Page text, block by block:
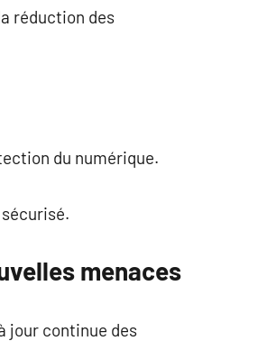
réduction des
du numérique.
menaces
jour continue des